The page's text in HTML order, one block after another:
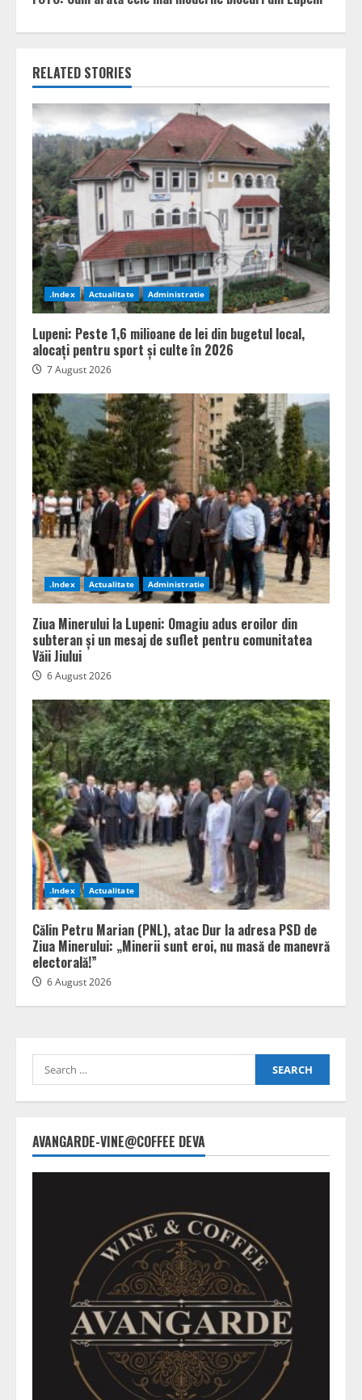
RELATED STORIES
.Index Actualitate Administratie
Lupeni: Peste 1,6 milioane de lei din bugetul local,
alocați pentru sport și culte în 2026
7 August 2026
.Index Actualitate Administratie
Ziua Minerului la Lupeni: Omagiu adus eroilor din
subteran și un mesaj de suflet pentru comunitatea
Văii Jiului
6 August 2026
.Index Actualitate
Călin Petru Marian (PNL), atac Dur la adresa PSD de
Ziua Minerului: „Minerii sunt eroi, nu masă de manevră
electorală!”
6 August 2026
Search
for:
AVANGARDE-VINE@COFFEE DEVA